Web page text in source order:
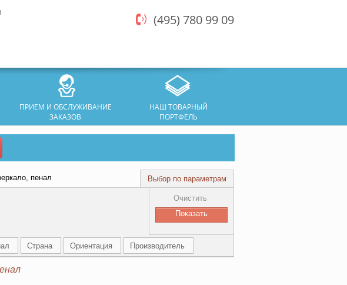
(495) 780 99 09
ПРИЕМ И ОБСЛУЖИВАНИЕ
ЗАКАЗОВ
НАШ ТОВАРНЫЙ
ПОРТФЕЛЬ
пенал Выбор по параметрам
Очистить
Страна Ориентация Производитель